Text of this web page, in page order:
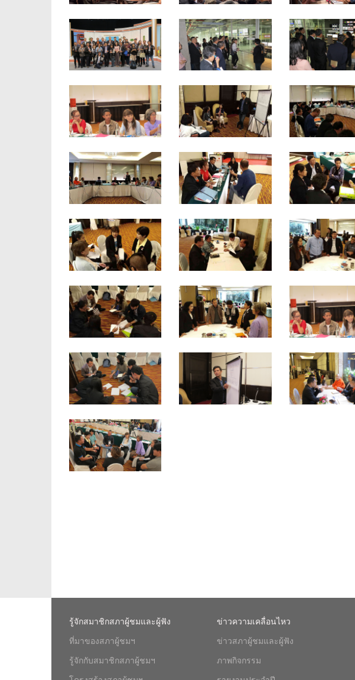
รู้จักสมาชิกสภาผู้ชมและผู้ฟัง
ที่มาของสภาผู้ชมฯ
รู้จักกับสมาชิกสภาผู้ชมฯ
ข่าวความเคลื่อนไหว
ข่าวสภาผู้ชมและผู้ฟัง
ภาพกิจกรรม